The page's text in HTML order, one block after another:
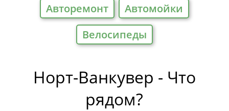
Авторемонт
Автомойки
Велосипеды
Норт-Ванкувер - Что
рядом?